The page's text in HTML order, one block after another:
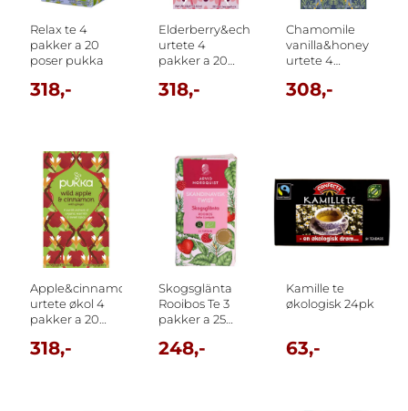
Relax te 4
pakker a 20
poser pukka
318,-
Elderberry&echinacea
urtete 4
pakker a 20
318,-
Chamomile
vanilla&honey
urtete 4
poser
308,-
Apple&cinnamon
urtete økol 4
pakker a 20
318,-
Skogsglänta
Rooibos Te 3
pakker a 25
Nordquist
248,-
Kamille te
økologisk 24pk
63,-